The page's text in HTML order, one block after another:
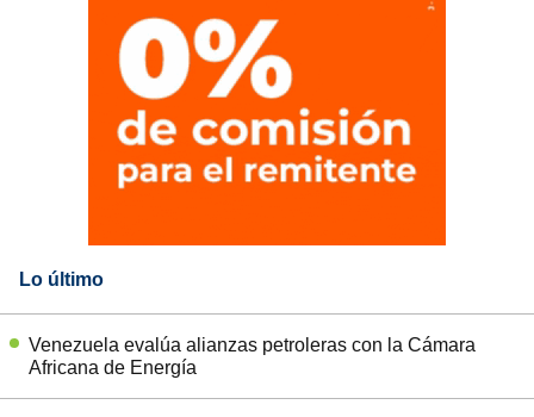
Lo último
Venezuela evalúa alianzas petroleras con la Cámara
Africana de Energía